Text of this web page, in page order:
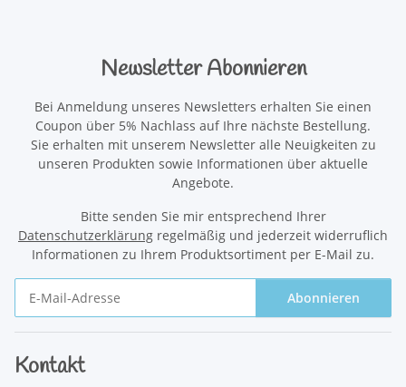
Newsletter Abonnieren
Bei Anmeldung unseres Newsletters erhalten Sie einen
Coupon über 5% Nachlass auf Ihre nächste Bestellung.
Sie erhalten mit unserem Newsletter alle Neuigkeiten zu
unseren Produkten sowie Informationen über aktuelle
Angebote.
Bitte senden Sie mir entsprechend Ihrer
Datenschutzerklärung regelmäßig und jederzeit widerruflich
Informationen zu Ihrem Produktsortiment per E-Mail zu.
Abonnieren
Kontakt